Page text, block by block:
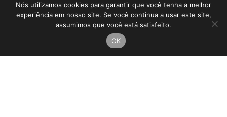
Nós utilizamos cookies para garantir que você tenha a melhor
experiência em nosso site. Se você continua a usar este site,
assumimos que você está satisfeito.
OK